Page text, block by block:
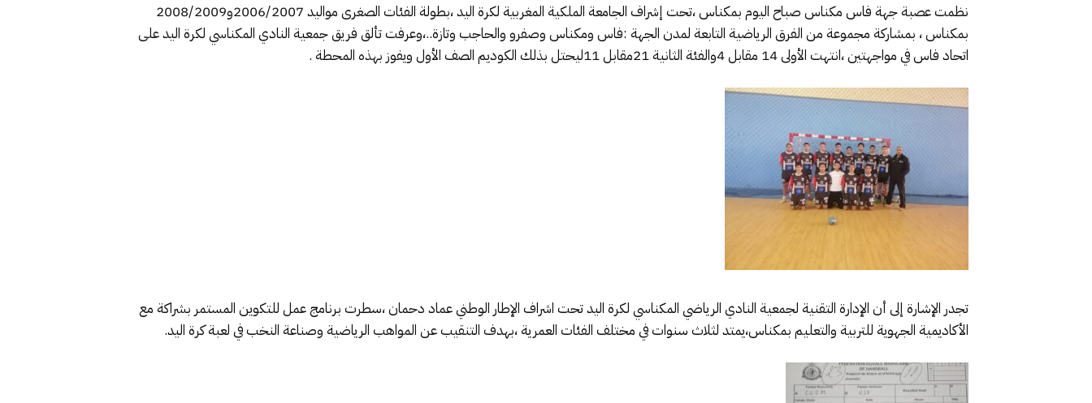
نظمت عصبة جهة فاس مكناس صباح اليوم بمكناس ،تحت إشراف الجامعة الملكية المغربية لكرة اليد ،بطولة الفئات الصغرى مواليد 2006/2007و2008/2009
بمكناس ، بمشاركة مجموعة من الفرق الرياضية التابعة لمدن الجهة :فاس ومكناس وصفرو والحاجب وتازة..،وعرفت تألق فريق جمعية النادي المكناسي لكرة اليد على
اتحاد فاس في مواجهتين ،انتهت الأولى 14 مقابل 4والفئة الثانية 21مقابل 11ليحتل بذلك الكوديم الصف الأول ويفوز بهذه المحطة .
تجدر الإشارة إلى أن الإدارة التقنية لجمعية النادي الرياضي المكناسي لكرة اليد تحت اشراف الإطار الوطني عماد دحمان ،سطرت برنامج عمل للتكوين المستمر بشراكة مع
الأكاديمية الجهوية للتربية والتعليم بمكناس،يمتد لثلاث سنوات في مختلف الفئات العمرية ،بهدف التنقيب عن المواهب الرياضية وصناعة النخب في لعبة كرة اليد.